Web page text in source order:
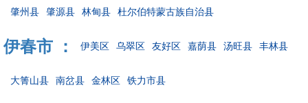
肇州县 肇源县 林甸县 杜尔伯特蒙古族自治县
伊春市 ： 伊美区 乌翠区 友好区 嘉荫县 汤旺县 丰林县
大箐山县 南岔县 金林区 铁力市县